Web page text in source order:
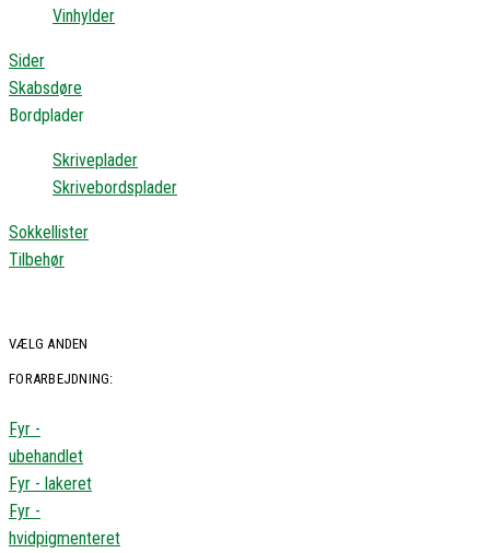
Vinhylder
Sider
Skabsdøre
Bordplader
Skriveplader
Skrivebordsplader
Sokkellister
Tilbehør
VÆLG ANDEN
FORARBEJDNING:
Fyr -
ubehandlet
Fyr - lakeret
Fyr -
hvidpigmenteret